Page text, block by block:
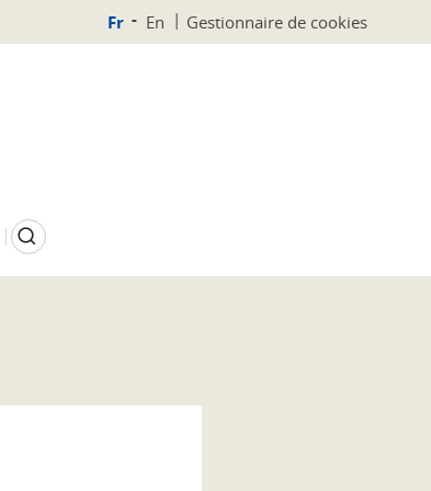
Fr En Gestionnaire de cookies
Rechercher